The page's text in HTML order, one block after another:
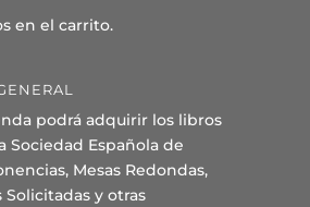
en el carrito.
podrá adquirir los libros
Sociedad Española de
Mesas Redondas,
y otras